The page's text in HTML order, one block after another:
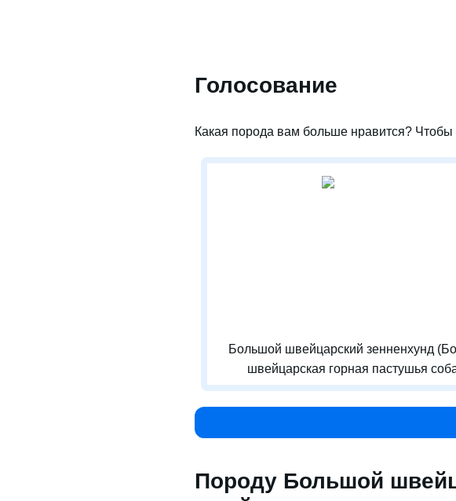
Голосование
Какая порода вам больше нравится?
Большой швейцарский зенненхунд
швейцарская горная пастушья
Породу Большой